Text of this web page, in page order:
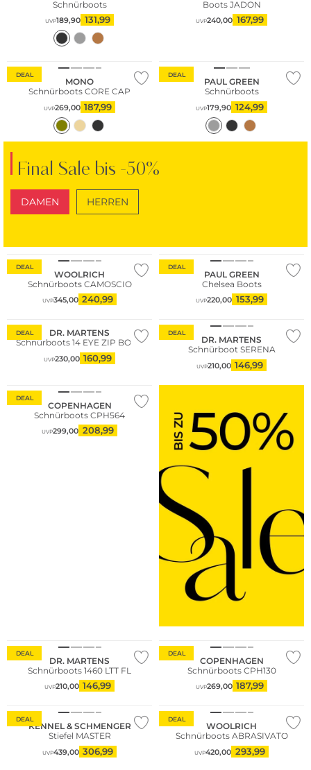
Schnürboots
UVP189,90 131,99
Boots JADON
UVP240,00 167,99
DEAL
Große Größen
MONO
Schnürboots CORE CAP
UVP269,00 187,99
DEAL
PAUL GREEN
Schnürboots
UVP179,90 124,99
Final Sale bis -50%
DAMEN HERREN
DEAL
WOOLRICH
Schnürboots CAMOSCIO
UVP345,00 240,99
DEAL
PAUL GREEN
Chelsea Boots
UVP220,00 153,99
DEAL
DR. MARTENS
Schnürboots 14 EYE ZIP BOOT
UVP230,00 160,99
DEAL
DR. MARTENS
Schnürboot SERENA
UVP210,00 146,99
DEAL
Große Größen
COPENHAGEN
Schnürboots CPH564
UVP299,00 208,99
DEAL
DR. MARTENS
Schnürboots 1460 LTT FL
UVP210,00 146,99
DEAL
Nachhaltig
COPENHAGEN
Schnürboots CPH130
UVP269,00 187,99
DEAL
KENNEL & SCHMENGER
Stiefel MASTER
UVP439,00 306,99
DEAL
WOOLRICH
Schnürboots ABRASIVATO
UVP420,00 293,99